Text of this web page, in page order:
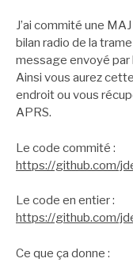
J’ai commité une
bilan radio de la
message envoyé par
Ainsi vous aurez
endroit ou vous
APRS.
Le code commité :
https://github.com/
Le code en entier :
https://github.com/
Ce que ça donne :